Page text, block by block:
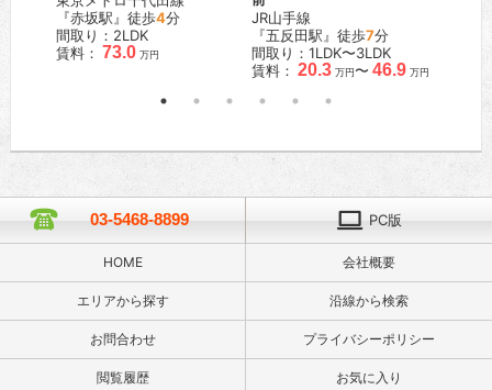
『赤坂駅』徒歩4分
間取り：2LDK
賃料： 73.0 万円
JR山手線
『五反田駅』徒歩7分
間取り：1LDK〜3LDK
賃料： 20.3 万円〜 46.9 万円
03-5468-8899 PC版
HOME 会社概要
エリアから探す 沿線から検索
お問合わせ プライバシーポリシー
閲覧履歴 お気に入り